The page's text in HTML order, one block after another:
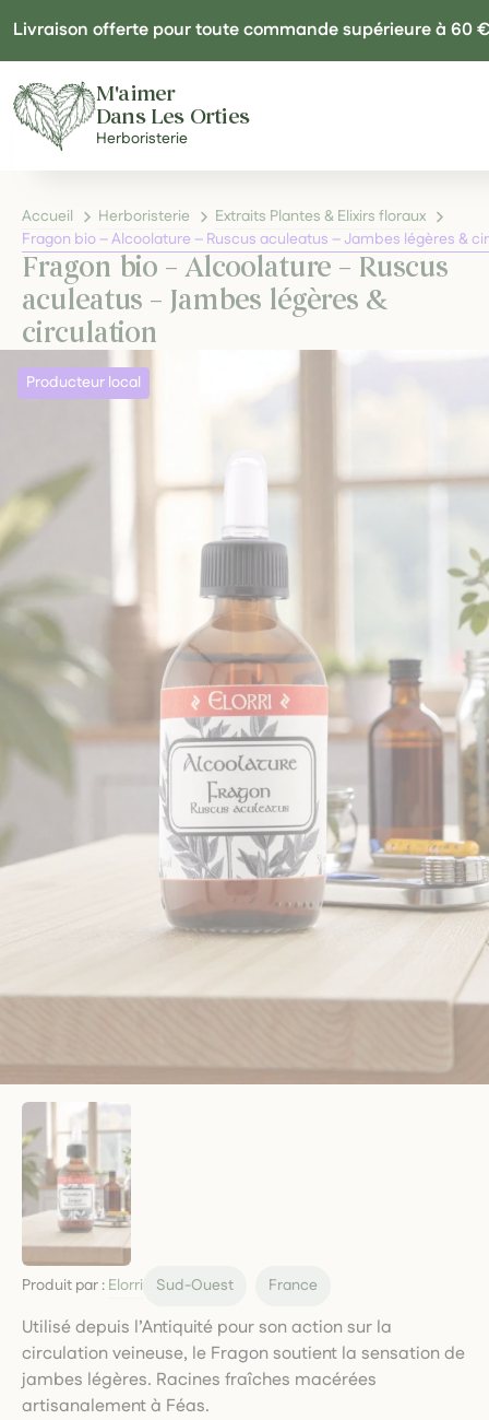
Livraison offerte pour toute commande supérieure à 60 €
M'aimer
Dans Les Orties
Herboristerie
Accueil Herboristerie
Extraits Plantes & Elixirs floraux
Fragon bio – Alcoolature – Ruscus aculeatus – Jambes légères &
Fragon bio – Alcoolature – Ruscus
aculeatus – Jambes légères &
circulation
Produit par : Elorri Sud-Ouest France
Utilisé depuis l’Antiquité pour son action sur la
circulation veineuse, le Fragon soutient la sensation de
jambes légères. Racines fraîches macérées
artisanalement à Féas.